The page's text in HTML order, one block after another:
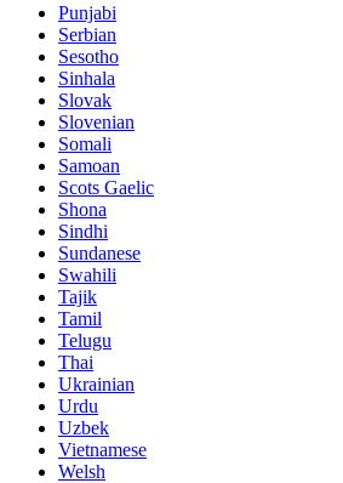
Punjabi
Serbian
Sesotho
Sinhala
Slovak
Slovenian
Somali
Samoan
Scots Gaelic
Shona
Sindhi
Sundanese
Swahili
Tajik
Tamil
Telugu
Thai
Ukrainian
Urdu
Uzbek
Vietnamese
Welsh